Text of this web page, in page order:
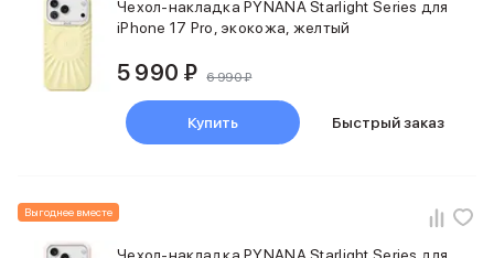
Чехол-накладка PYNANA Starlight Series для
iPhone 17 Pro, экокожа, желтый
5 990 ₽ 6 990 ₽
Купить Быстрый заказ
Выгоднее вместе